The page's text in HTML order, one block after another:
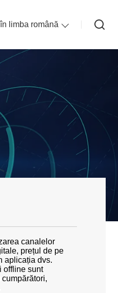
în limba română
canalelor
prețul de pe
aplicația dvs.
offline sunt